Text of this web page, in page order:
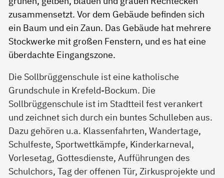
Die Sollbrüggenschule ist eine katholische
Grundschule in Krefeld-Bockum. Die
Sollbrüggenschule ist im Stadtteil fest verankert
und zeichnet sich durch ein buntes Schulleben aus.
Dazu gehören u.a. Klassenfahrten, Wandertage,
Schulfeste, Sportwettkämpfe, Kinderkarneval,
Vorlesetag, Gottesdienste, Aufführungen des
Schulchors, Tag der offenen Tür, Zirkusprojekte und